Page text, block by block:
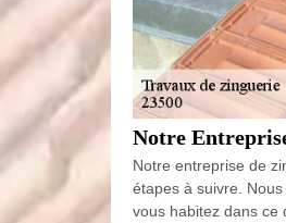
Notre
Notre entreprise de
étapes à suivre.
vous habitez dans ce